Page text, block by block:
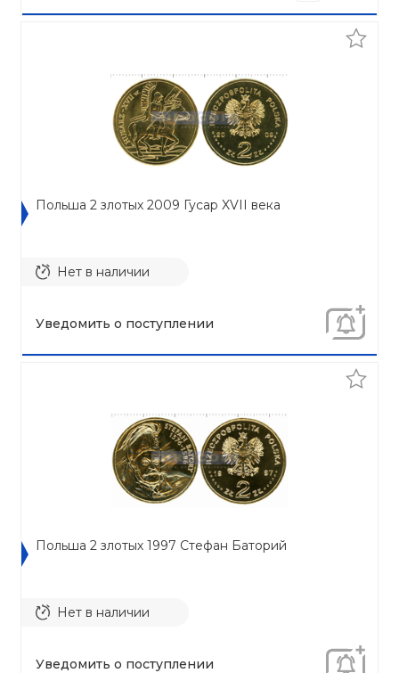
Польша 2 злотых 2009 Гусар XVII века
Нет в наличии
Уведомить о поступлении
Польша 2 злотых 1997 Стефан Баторий
Нет в наличии
Уведомить о поступлении